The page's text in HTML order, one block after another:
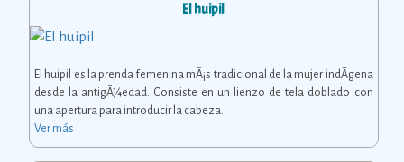
El huipil
El huipil es la prenda femenina mÃ¡s tradicional de la mujer indÃ­gena
desde la antigÃ¼edad. Consiste en un lienzo de tela doblado con
una apertura para introducir la cabeza.
Ver más